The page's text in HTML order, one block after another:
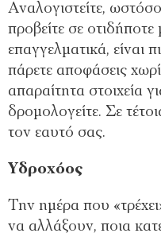
Αναλογιστείτε,
προβείτε σε
επαγγελματικά, είναι
πάρετε αποφάσεις
απαραίτητα στοιχεία
δρομολογείτε. Σε
τον εαυτό σας.
Υδροχόος
Την ημέρα που
να αλλάξουν, ποια